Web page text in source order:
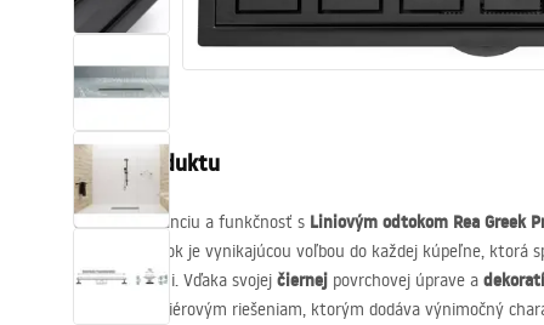
Kuchyňa
Popis produktu
Objavte eleganciu a funkčnosť s Liniovým odtokom Rea Greek
moderný odtok je vynikajúcou voľbou do každej kúpeľne, ktorá
technológiami. Vďaka svojej čiernej povrchovej úprave a
rôznym interiérovým riešeniam, ktorým dodáva výnimočný